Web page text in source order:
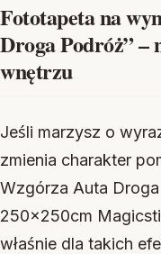
Fototapeta na
Droga Podróż” –
wnętrzu
Jeśli marzysz o
zmienia charakter
Wzgórza Auta
250x250cm
właśnie dla takich